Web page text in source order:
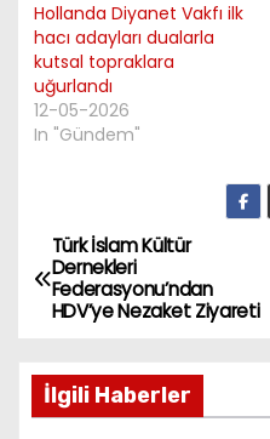
Hollanda Diyanet Vakfı ilk
hacı adayları dualarla
kutsal topraklara
uğurlandı
12-05-2026
In "Gündem"
P
o
t
Türk İslam Kültür
Dernekleri
Federasyonu’ndan
HDV’ye Nezaket Ziyareti
İlgili Haberler